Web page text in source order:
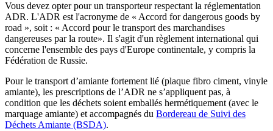
Vous devez opter pour un transporteur respectant la réglementation
ADR. L'ADR est l'acronyme de « Accord for dangerous goods by
road », soit : « Accord pour le transport des marchandises
dangereuses par la route». Il s'agit d'un règlement international qui
concerne l'ensemble des pays d'Europe continentale, y compris la
Fédération de Russie.
Pour le transport d’amiante fortement lié (plaque fibro ciment, vinyle
amiante), les prescriptions de l’ADR ne s’appliquent pas, à
condition que les déchets soient emballés hermétiquement (avec le
marquage amiante) et accompagnés du Bordereau de Suivi des
Déchets Amiante (BSDA).